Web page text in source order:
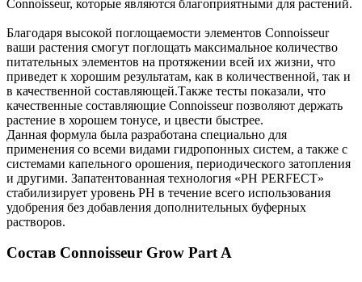
Connoisseur, которые являются благоприятными для растений.
Благодаря высокой поглощаемости элементов Connoisseur
ваши растения смогут поглощать максимальное количество
питательных элементов на протяжении всей их жизни, что
приведет к хорошим результатам, как в количественной, так и
в качественной составляющей.Также тесты показали, что
качественные составляющие Connoisseur позволяют держать
растение в хорошем тонусе, и цвести быстрее.
Данная формула была разработана специально для
применения со всеми видами гидропонных систем, а также с
системами капельного орошения, периодического затопления
и другими. Запатентованная технология «РН PERFECT»
стабилизирует уровень РН в течение всего использования
удобрения без добавления дополнительных буферных
растворов.
Состав Connoisseur Grow Part A